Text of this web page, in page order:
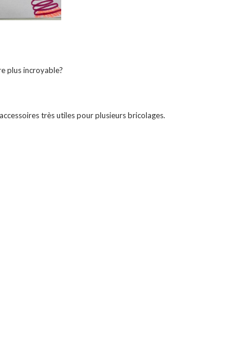
plus incroyable?
très utiles pour plusieurs bricolages.